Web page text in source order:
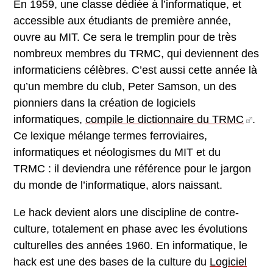
En 1959, une classe dédiée à l’informatique, et
accessible aux étudiants de première année,
ouvre au MIT. Ce sera le tremplin pour de très
nombreux membres du TRMC, qui deviennent des
informaticiens célèbres. C’est aussi cette année là
qu’un membre du club, Peter Samson, un des
pionniers dans la création de logiciels
informatiques, compile le dictionnaire du TRMC
.
Ce lexique mélange termes ferroviaires,
informatiques et néologismes du MIT et du
TRMC : il deviendra une référence pour le jargon
du monde de l’informatique, alors naissant.
Le hack devient alors une discipline de contre-
culture, totalement en phase avec les évolutions
culturelles des années 1960. En informatique, le
hack est une des bases de la culture du Logiciel